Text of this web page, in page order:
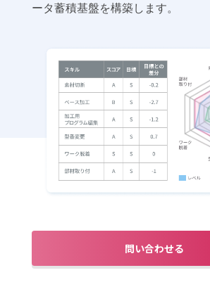
ータ蓄積基盤を構築します。
問い合わせる